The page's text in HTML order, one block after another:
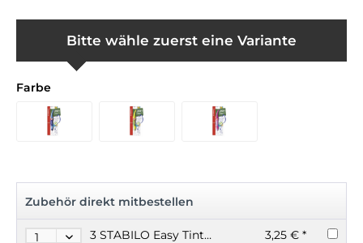
Bitte wähle zuerst eine Variante
Farbe
Zubehör direkt mitbestellen
3 STABILO Easy Tintenroller Patronen blau 3,25 € *